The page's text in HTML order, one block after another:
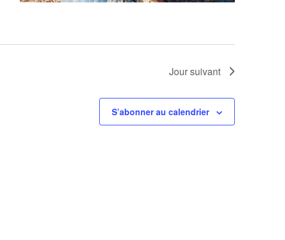
Jour suivant
S’abonner au calendrier